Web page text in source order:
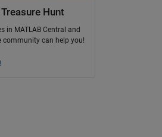
Hunt
in MATLAB Central and
community can help you!